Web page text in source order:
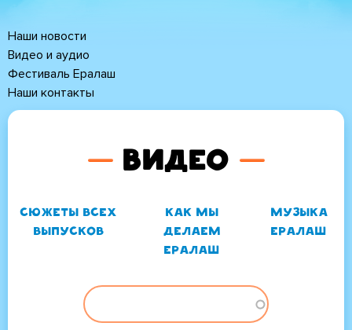
Основная
навигация
Наши новости
Видео и аудио
Фестиваль Ералаш
Наши контакты
Видео
ГЛАВНЫЕ
Сюжеты всех
выпусков
Как мы
делаем
Ералаш
Музыка
Ералаш